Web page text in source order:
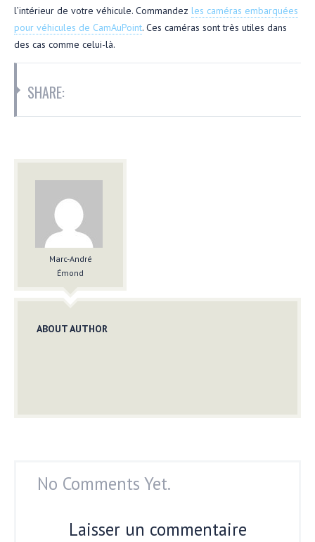
l’intérieur de votre véhicule. Commandez les caméras embarquées
pour véhicules de CamAuPoint. Ces caméras sont très utiles dans
des cas comme celui-là.
SHARE:
Marc-André
Émond
ABOUT AUTHOR
No Comments Yet.
Laisser un commentaire